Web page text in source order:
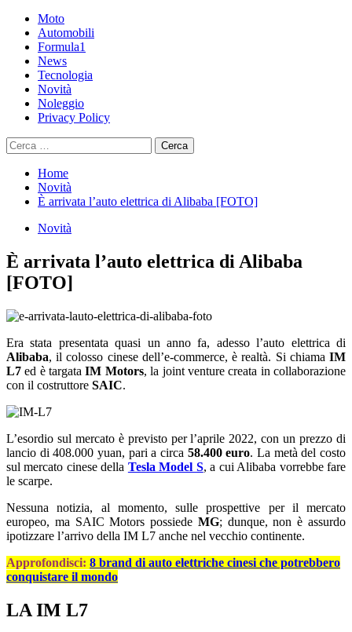
Moto
Automobili
Formula1
News
Tecnologia
Novità
Noleggio
Privacy Policy
Ricerca
per:
Home
Novità
È arrivata l’auto elettrica di Alibaba [FOTO]
Novità
È arrivata l’auto elettrica di Alibaba
[FOTO]
Era stata presentata quasi un anno fa, adesso l’auto elettrica di
Alibaba, il colosso cinese dell’e-commerce, è realtà. Si chiama IM
L7 ed è targataIM Motors, la joint venture creata in collaborazione
con il costruttore SAIC.
L’esordio sul mercato è previsto per l’aprile 2022, con un prezzo di
lancio di 408.000 yuan, pari a circa 58.400 euro. La metà del costo
sul mercato cinese della Tesla Model S, a cui Alibaba vorrebbe fare
le scarpe.
Nessuna notizia, al momento, sulle prospettive per il mercato
europeo, ma SAIC Motors possiede MG; dunque, non è assurdo
ipotizzare l’arrivo della IM L7 anche nel vecchio continente.
Approfondisci: 8 brand di auto elettriche cinesi che potrebbero
conquistare il mondo
LA IM L7